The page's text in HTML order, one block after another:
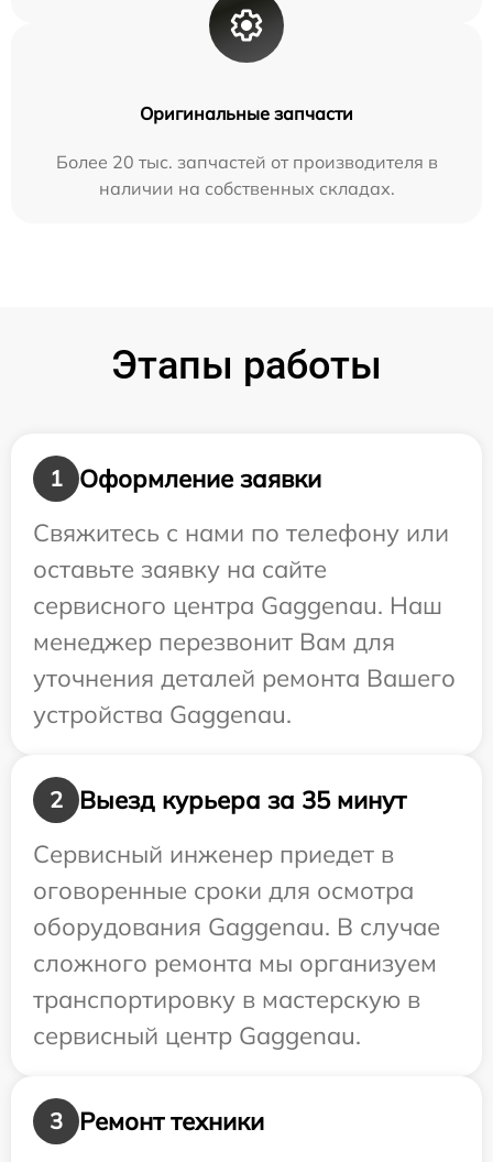
Оригинальные запчасти
Более 20 тыс. запчастей от производителя в
наличии на собственных складах.
Этапы работы
1
Оформление заявки
Свяжитесь с нами по телефону или
оставьте заявку на сайте
сервисного центра Gaggenau. Наш
менеджер перезвонит Вам для
уточнения деталей ремонта Вашего
устройства Gaggenau.
2
Выезд курьера за 35 минут
Сервисный инженер приедет в
оговоренные сроки для осмотра
оборудования Gaggenau. В случае
сложного ремонта мы организуем
транспортировку в мастерскую в
сервисный центр Gaggenau.
3
Ремонт техники